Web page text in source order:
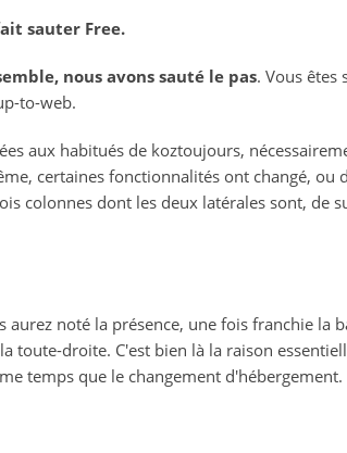
sauter Free.
nous avons sauté le pas. Vous êtes
to-web.
aux habitués de koztoujours,
certaines fonctionnalités ont changé, ou
colonnes dont les deux latérales sont, de
noté la présence, une fois franchie la
droite. C'est bien là la raison
temps que le changement d'hébergement.